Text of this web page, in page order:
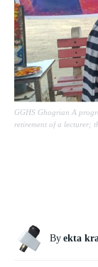
GGHS Ghogrian A
retirement of a lecturer;
By ekta